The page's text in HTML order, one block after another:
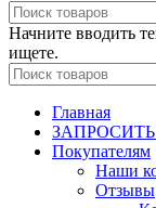
коллаген
Lemona
Geul
Collagen
Contains
fish
collagen,
50%
Начните вводить
ищете.
Главная
ЗАПРОСИТЬ
Покупателям
Наши
Отзывы